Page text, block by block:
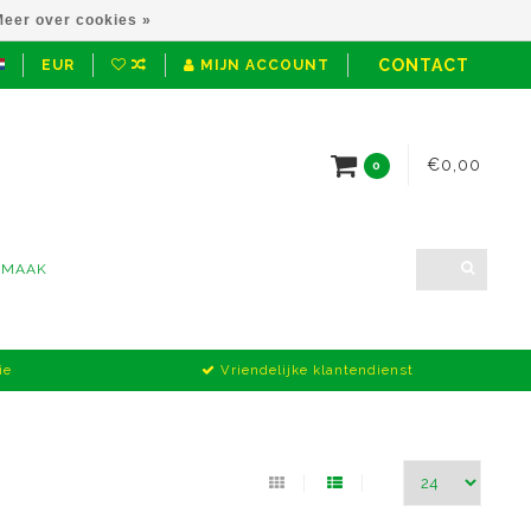
EUR MIJN ACCOUNT CONTACT
0 €0,00
Vriendelijke klantendienst
over cookies »